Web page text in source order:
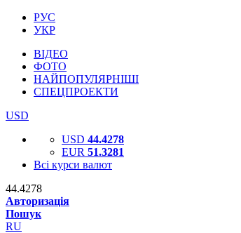
РУС
УКР
ВІДЕО
ФОТО
НАЙПОПУЛЯРНІШІ
СПЕЦПРОЕКТИ
USD
USD 44.4278
EUR 51.3281
Всі курси валют
44.4278
Авторизація
Пошук
RU